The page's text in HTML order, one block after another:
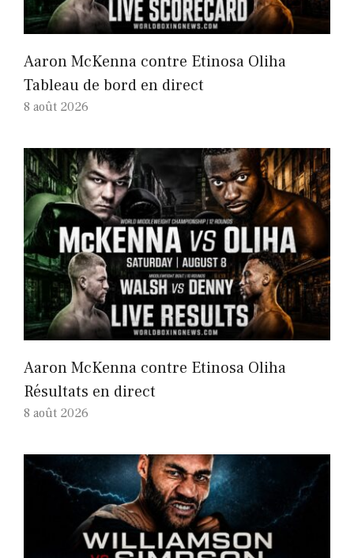
Aaron McKenna contre Etinosa Oliha
Tableau de bord en direct
8 août 2026
Aaron McKenna contre Etinosa Oliha
Résultats en direct
8 août 2026